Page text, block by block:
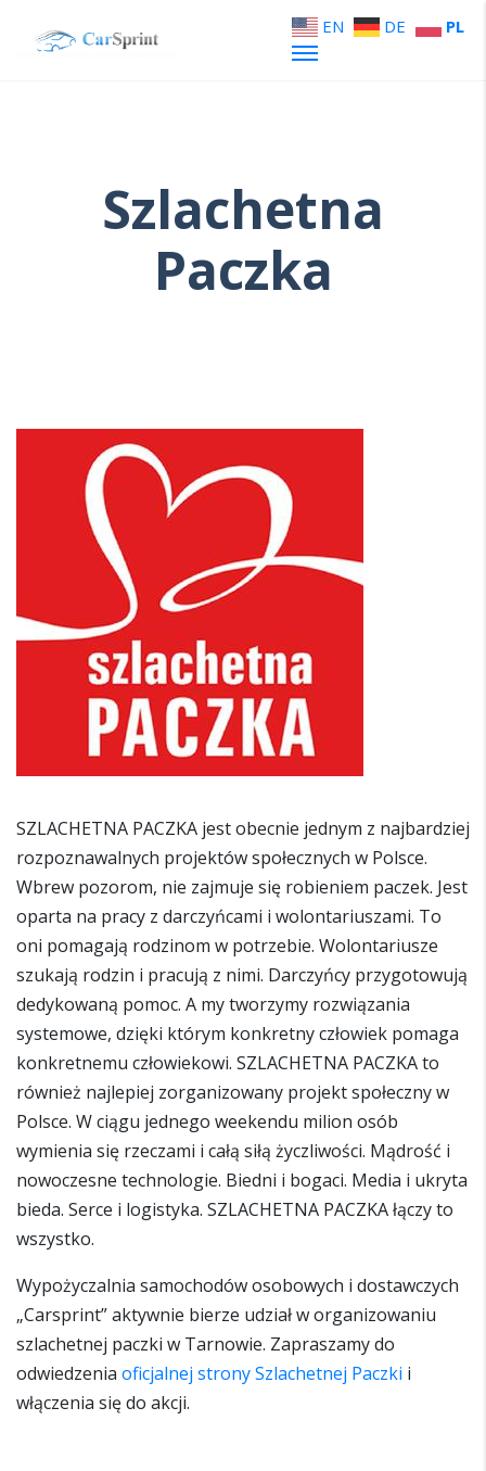
EN DE PL
Szlachetna
Paczka
SZLACHETNA PACZKA jest obecnie jednym z najbardziej
rozpoznawalnych projektów społecznych w Polsce.
Wbrew pozorom, nie zajmuje się robieniem paczek. Jest
oparta na pracy z darczyńcami i wolontariuszami. To
oni pomagają rodzinom w potrzebie. Wolontariusze
szukają rodzin i pracują z nimi. Darczyńcy przygotowują
dedykowaną pomoc. A my tworzymy rozwiązania
systemowe, dzięki którym konkretny człowiek pomaga
konkretnemu człowiekowi. SZLACHETNA PACZKA to
również najlepiej zorganizowany projekt społeczny w
Polsce. W ciągu jednego weekendu milion osób
wymienia się rzeczami i całą siłą życzliwości. Mądrość i
nowoczesne technologie. Biedni i bogaci. Media i ukryta
bieda. Serce i logistyka. SZLACHETNA PACZKA łączy to
wszystko.
Wypożyczalnia samochodów osobowych i dostawczych
„Carsprint” aktywnie bierze udział w organizowaniu
szlachetnej paczki w Tarnowie. Zapraszamy do
odwiedzenia oficjalnej strony Szlachetnej Paczki i
włączenia się do akcji.